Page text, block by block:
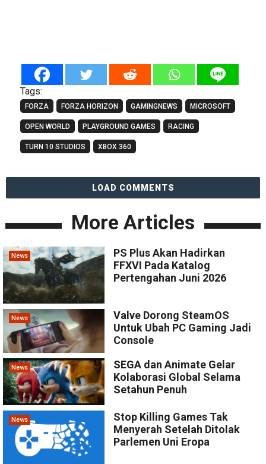
Tags:
FORZA FORZA HORIZON GAMINGNEWS MICROSOFT
OPEN WORLD PLAYGROUND GAMES RACING
TURN 10 STUDIOS XBOX 360
LOAD COMMENTS
More Articles
News
PS Plus Akan Hadirkan
FFXVI Pada Katalog
Pertengahan Juni 2026
News
Valve Dorong SteamOS
Untuk Ubah PC Gaming Jadi
Console
News
SEGA dan Animate Gelar
Kolaborasi Global Selama
Setahun Penuh
News
Stop Killing Games Tak
Menyerah Setelah Ditolak
Parlemen Uni Eropa